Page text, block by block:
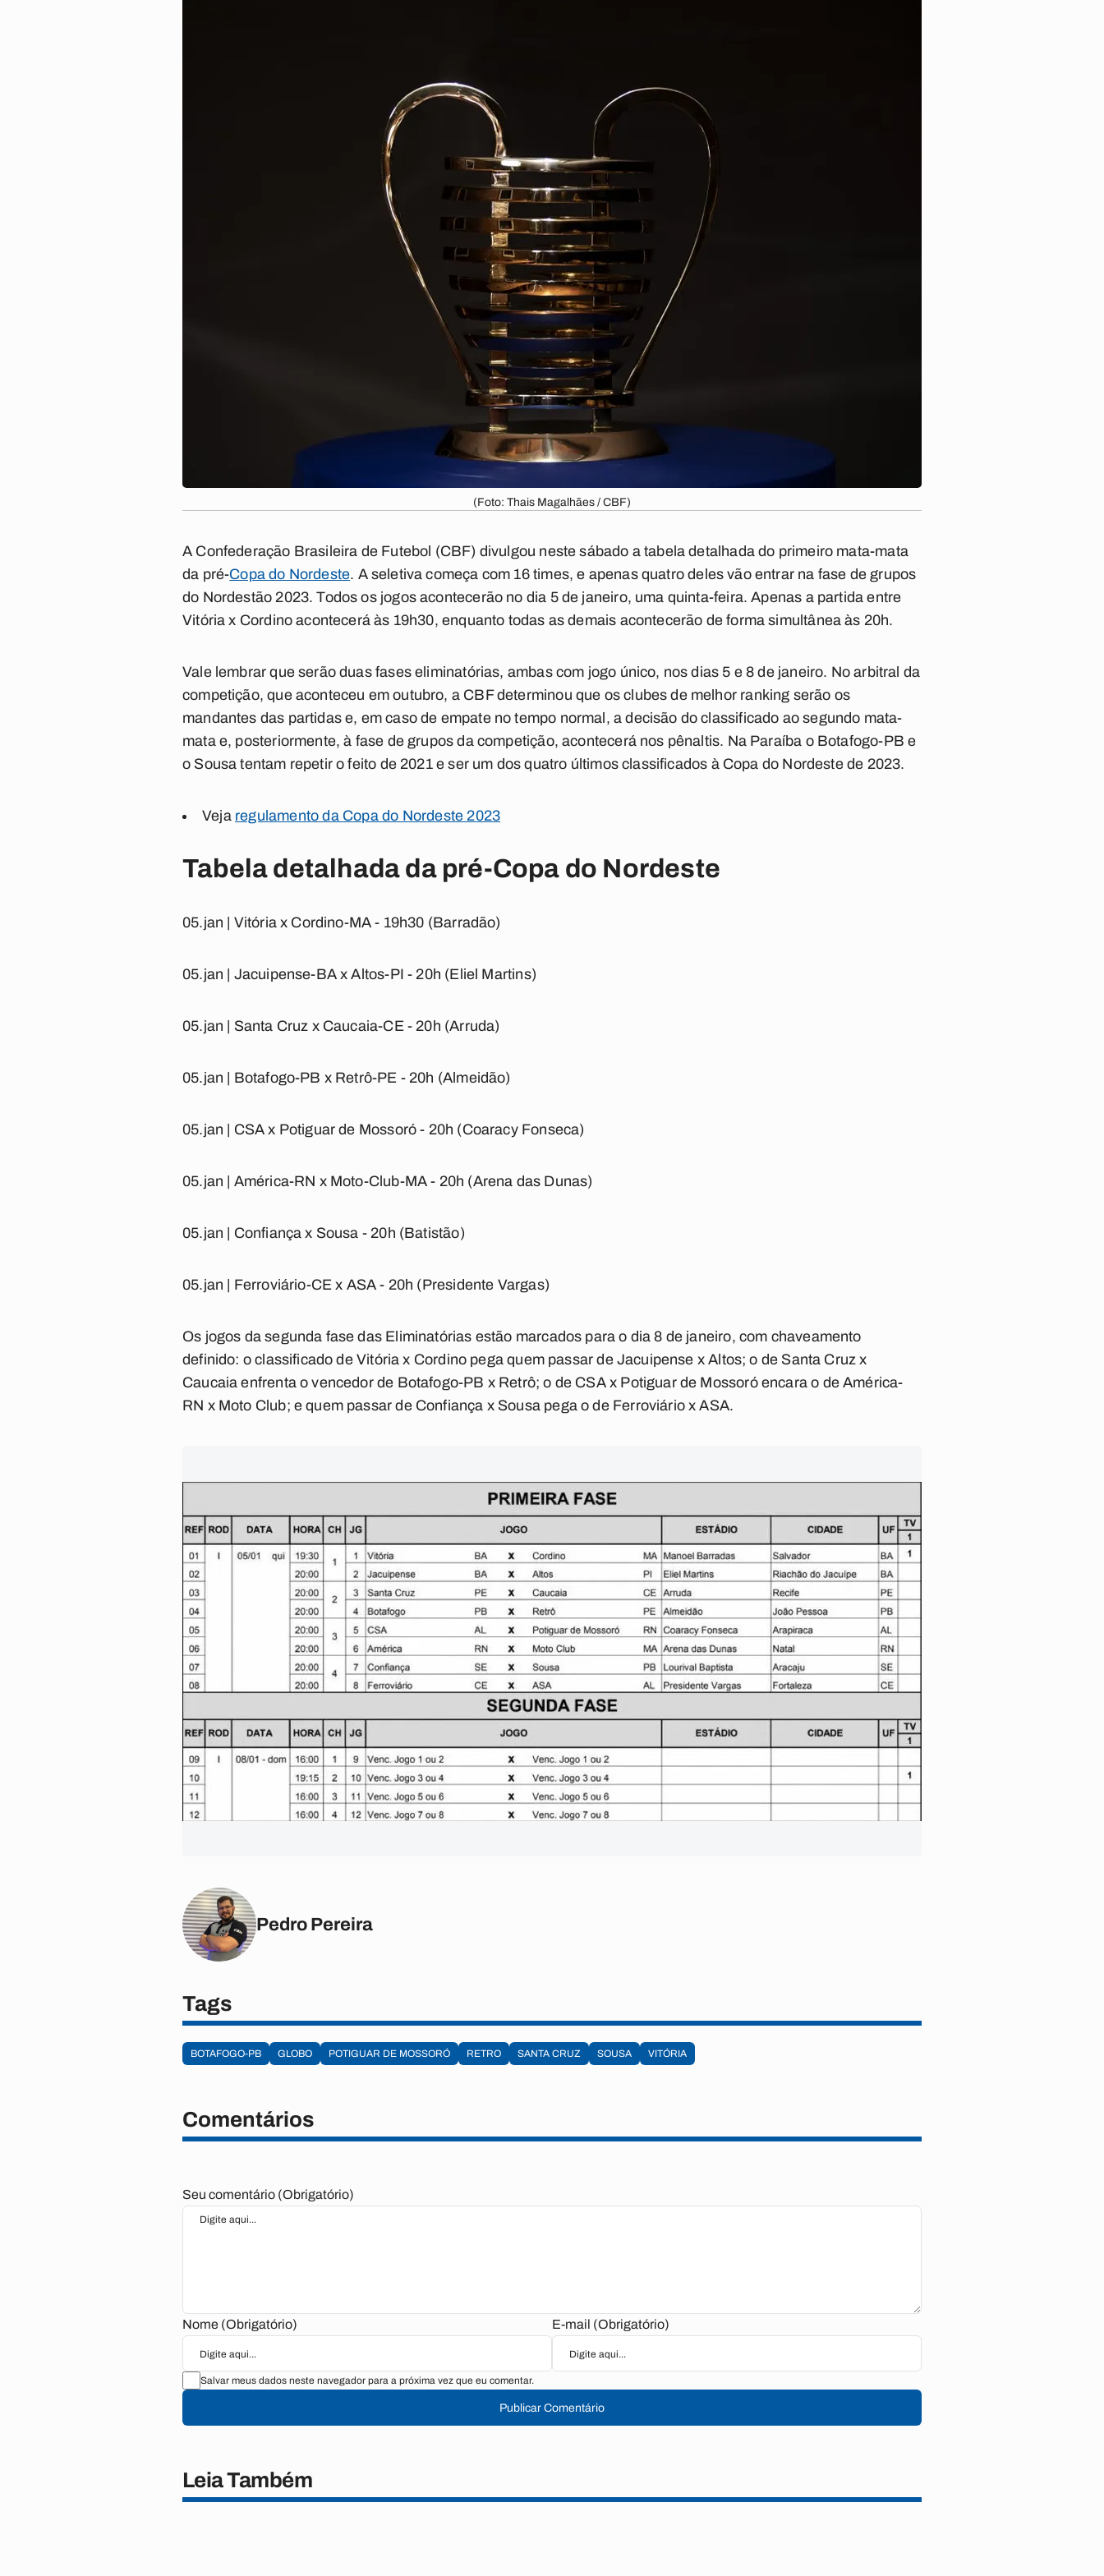
(Foto: Thais Magalhães / CBF)
A Confederação Brasileira de Futebol (CBF) divulgou neste sábado a tabela detalhada do primeiro mata-mata
da pré-Copa do Nordeste. A seletiva começa com 16 times, e apenas quatro deles vão entrar na fase de grupos
do Nordestão 2023. Todos os jogos acontecerão no dia 5 de janeiro, uma quinta-feira. Apenas a partida entre
Vitória x Cordino acontecerá às 19h30, enquanto todas as demais acontecerão de forma simultânea às 20h.
Vale lembrar que serão duas fases eliminatórias, ambas com jogo único, nos dias 5 e 8 de janeiro. No arbitral da
competição, que aconteceu em outubro, a CBF determinou que os clubes de melhor ranking serão os
mandantes das partidas e, em caso de empate no tempo normal, a decisão do classificado ao segundo mata-
mata e, posteriormente, à fase de grupos da competição, acontecerá nos pênaltis. Na Paraíba o Botafogo-PB e
o Sousa tentam repetir o feito de 2021 e ser um dos quatro últimos classificados à Copa do Nordeste de 2023.
Veja regulamento da Copa do Nordeste 2023
Tabela detalhada da pré-Copa do Nordeste
05.jan | Vitória x Cordino-MA - 19h30 (Barradão)
05.jan | Jacuipense-BA x Altos-PI - 20h (Eliel Martins)
05.jan | Santa Cruz x Caucaia-CE - 20h (Arruda)
05.jan | Botafogo-PB x Retrô-PE - 20h (Almeidão)
05.jan | CSA x Potiguar de Mossoró - 20h (Coaracy Fonseca)
05.jan | América-RN x Moto-Club-MA - 20h (Arena das Dunas)
05.jan | Confiança x Sousa - 20h (Batistão)
05.jan | Ferroviário-CE x ASA - 20h (Presidente Vargas)
Os jogos da segunda fase das Eliminatórias estão marcados para o dia 8 de janeiro, com chaveamento
definido: o classificado de Vitória x Cordino pega quem passar de Jacuipense x Altos; o de Santa Cruz x
Caucaia enfrenta o vencedor de Botafogo-PB x Retrô; o de CSA x Potiguar de Mossoró encara o de América-
RN x Moto Club; e quem passar de Confiança x Sousa pega o de Ferroviário x ASA.
Pedro Pereira
Tags
BOTAFOGO-PB GLOBO POTIGUAR DE MOSSORÓ RETRO SANTA CRUZ SOUSA VITÓRIA
Comentários
Seu comentário (Obrigatório)
Nome (Obrigatório) E-mail (Obrigatório)
Salvar meus dados neste navegador para a próxima vez que eu comentar.
Publicar Comentário
Leia Também